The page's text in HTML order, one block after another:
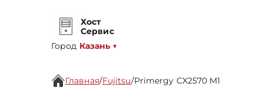
Хост
Сервис
Город Казань ▼
Главная/Fujitsu/Primergy CX2570 M1